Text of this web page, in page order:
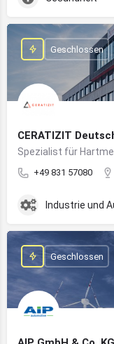
CERATIZIT
+49 831 57080
Geschlossen
Industrie und
Geschlossen